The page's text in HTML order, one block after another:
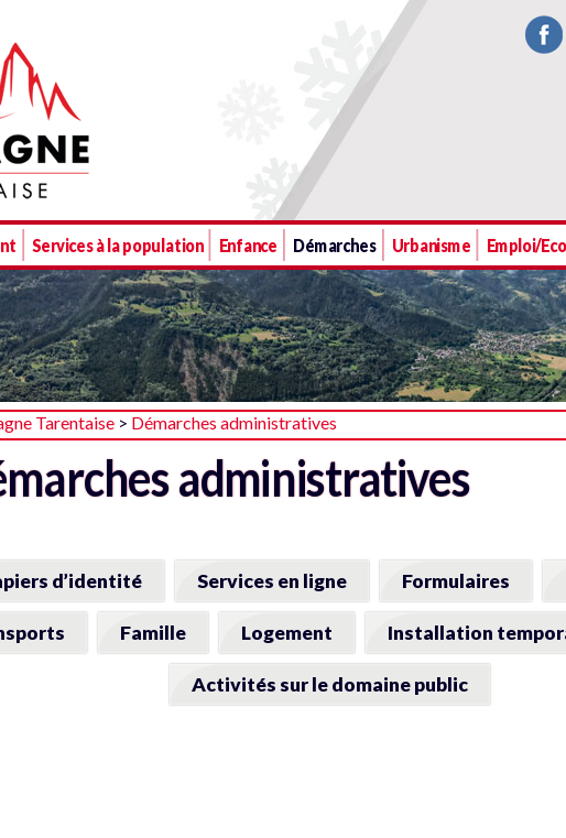
Services à la population Enfance Démarches Urbanisme Emploi/
Tarentaise > Démarches administratives
administratives
d’identité Services en ligne Formulaires
Famille Logement Installation
Activités sur le domaine public